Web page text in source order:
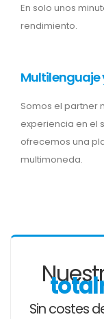
En solo unos
rendimiento.
Somos el partner
experiencia en el
ofrecemos una
multimoneda.
Sin costes